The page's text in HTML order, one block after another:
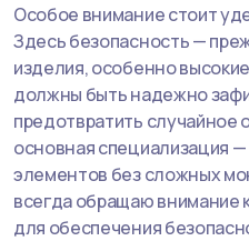
Особое внимание стоит
Здесь безопасность —
изделия, особенно
должны быть надежно
предотвратить случайное
основная специализация
элементов без сложных
всегда обращаю внимание
для обеспечения